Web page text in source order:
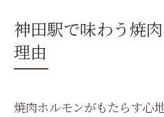
神田駅で味わう焼
理由
焼肉ホルモンがもたらす心